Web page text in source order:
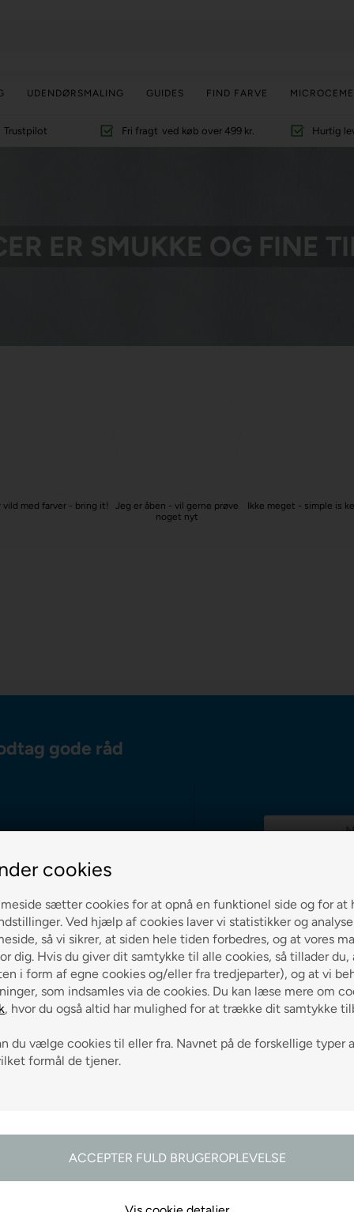
cookies
sætter cookies for at opnå en funktionel side og for at
Ved hjælp af cookies laver vi statistikker og
så vi sikrer, at siden hele tiden forbedres, og at vores
dig. Hvis du giver dit samtykke til alle cookies, så tillader
i form af egne cookies og/eller fra tredjeparter), og at vi
som indsamles via de cookies. Du kan læse mere om
, hvor du også altid har mulighed for at trække dit samtykke
du vælge cookies til eller fra. Navnet på de forskellige typer
formål de tjener.
UDENDØRSMALING GUIDES FIND FARVE
Trustpilot Fri fragt ved køb over 499 kr. Hurtig
ER SMUKKE OG FINE
vild med farver - bring it!
Jeg er åben - vil gerne prøve
noget nyt
Ikke meget - simple is
gode råd
0-3 hverdage
på alle varer
R2 FARVEHANDEL R2 GARDINER